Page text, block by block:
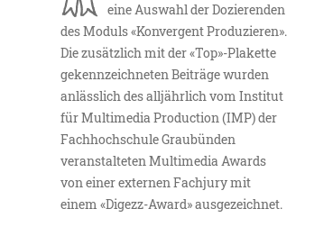
eine Auswahl der Dozierenden
des Moduls «Konvergent Produzieren».
Die zusätzlich mit der «Top»-Plakette
gekennzeichneten Beiträge wurden
anlässlich des alljährlich vom Institut
für Multimedia Production (IMP) der
Fachhochschule Graubünden
veranstalteten Multimedia Awards
von einer externen Fachjury mit
einem «Digezz-Award» ausgezeichnet.